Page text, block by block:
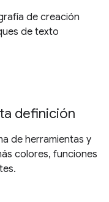
de creación
de texto
definición
de herramientas y
colores, funciones